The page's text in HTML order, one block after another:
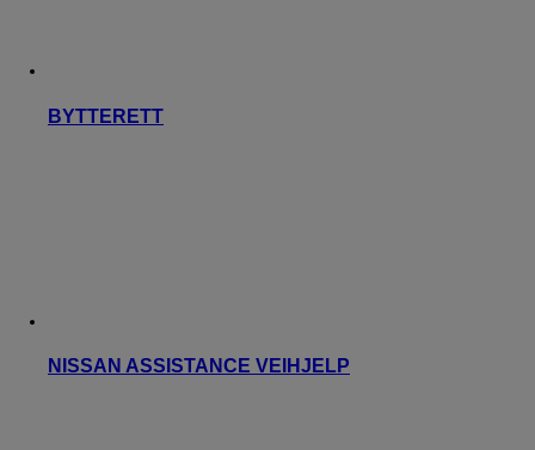
BYTTERETT
NISSAN ASSISTANCE VEIHJELP